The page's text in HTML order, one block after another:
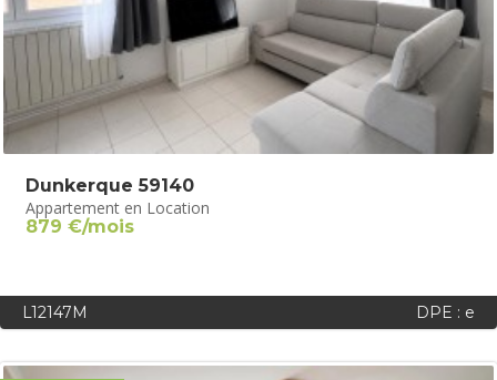
Dunkerque 59140
Appartement en Location
879 €/mois
L12147M DPE : e